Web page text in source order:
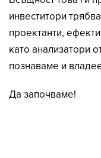
инвеститори
проектанти,
като анализатори
познаваме и
Да започваме!